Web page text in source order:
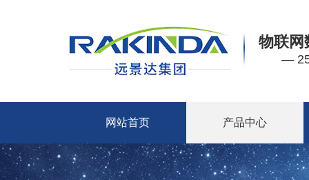
物联网
—
网站首页 产品中心